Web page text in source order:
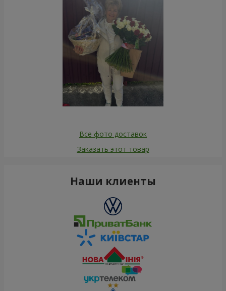
Все фото доставок
Заказать этот товар
Наши клиенты